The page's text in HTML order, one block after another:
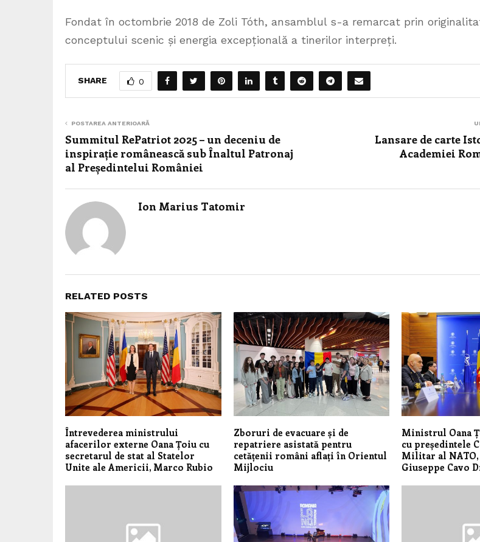
Fondat în octombrie 2018 de Zoli Tóth, ansamblul s-a remarcat prin
conceptului scenic și energia excepțională a tinerilor interpreți.
SHARE 0
POSTAREA ANTERIOARĂ
Summitul RePatriot 2025 – un deceniu de
inspirație românească sub Înaltul Patronaj
al Președintelui României
Lansare de carte
Academiei
Ion Marius Tatomir
RELATED POSTS
Întrevederea ministrului
afacerilor externe Oana Țoiu cu
secretarul de stat al Statelor
Unite ale Americii, Marco Rubio
Zboruri de evacuare și de
repatriere asistată pentru
cetățenii români aflați în Orientul
Mijlociu
Ministrul Oana
cu președintele
Militar al
Giuseppe Cavo